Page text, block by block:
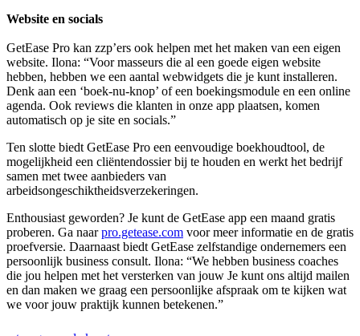
Website en socials
GetEase Pro kan zzp’ers ook helpen met het maken van een eigen
website. Ilona: “Voor masseurs die al een goede eigen website
hebben, hebben we een aantal webwidgets die je kunt installeren.
Denk aan een ‘boek-nu-knop’ of een boekingsmodule en een online
agenda. Ook reviews die klanten in onze app plaatsen, komen
automatisch op je site en socials.”
Ten slotte biedt GetEase Pro een eenvoudige boekhoudtool, de
mogelijkheid een cliëntendossier bij te houden en werkt het bedrijf
samen met twee aanbieders van
arbeidsongeschiktheidsverzekeringen.
Enthousiast geworden? Je kunt de GetEase app een maand gratis
proberen. Ga naarpro.getease.com voor meer informatie en de gratis
proefversie. Daarnaast biedt GetEase zelfstandige ondernemers een
persoonlijk business consult. Ilona: “We hebben business coaches
die jou helpen met het versterken van jouw Je kunt ons altijd mailen
en dan maken we graag een persoonlijke afspraak om te kijken wat
we voor jouw praktijk kunnen betekenen.”